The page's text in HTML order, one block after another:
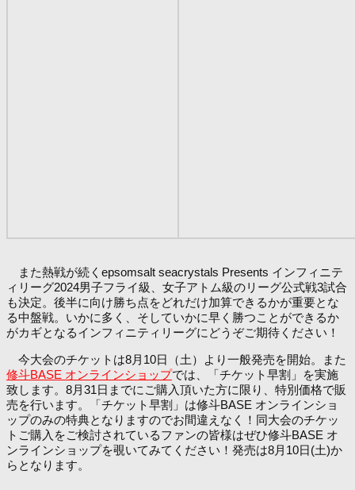
また熱戦が続くepsomsalt seacrystals Presents インフィニテ
ィリーグ2024男子フライ級、女子アトム級のリーグ公式戦3試合
も決定。後半に向け勝ち点をどれだけ加算できるかが重要とな
る中盤戦。いかに多く、そしていかに早く勝つことができるか
がカギとなるインフィニティリーグにどうぞご期待ください！
今大会のチケットは8月10日（土）より一般発売を開始。また
修斗BASE オンラインショップでは、「チケット早割」を実施
致します。8月31日までにご購入頂いた方に限り、特別価格で販
売を行います。「チケット早割」は修斗BASE オンラインショ
ップのみの特典となりますのでお間違えなく！同大会のチケッ
トご購入をご検討されているファンの皆様はぜひ修斗BASE オ
ンラインショップを覗いてみてください！発売は8月10日(土)か
らとなります。